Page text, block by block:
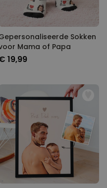
Sokken
Mama of Papa
19,99